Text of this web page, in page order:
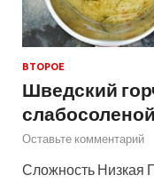
ВТОРОЕ
Шведский
Оставьте комментарий
Сложность Низкая